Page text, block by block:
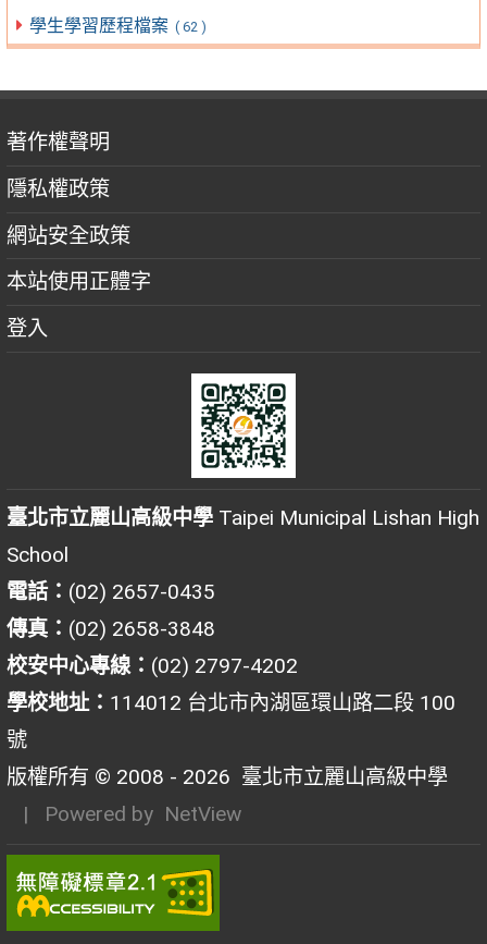
學生學習歷程檔案 ( 62 )
著作權聲明
隱私權政策
網站安全政策
本站使用正體字
登入
臺北市立麗山高級中學 Taipei Municipal Lishan High
School
電話： (02) 2657-0435
傳真： (02) 2658-3848
校安中心專線： (02) 2797-4202
學校地址： 114012 台北市內湖區環山路二段 100
號
版權所有 © 2008 - 2026 臺北市立麗山高級中學
| Powered by NetView